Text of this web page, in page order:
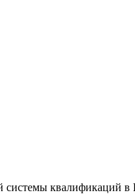
системы квалификаций в